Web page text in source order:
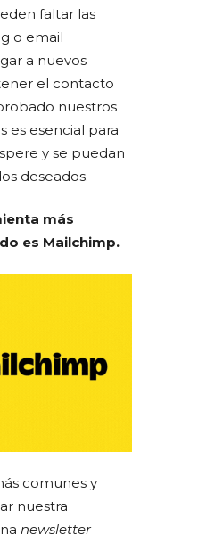
faltar las
o email
a nuevos
el contacto
nuestros
es esencial para
y se puedan
deseados.
más
es Mailchimp.
comunes y
nuestra
newsletter